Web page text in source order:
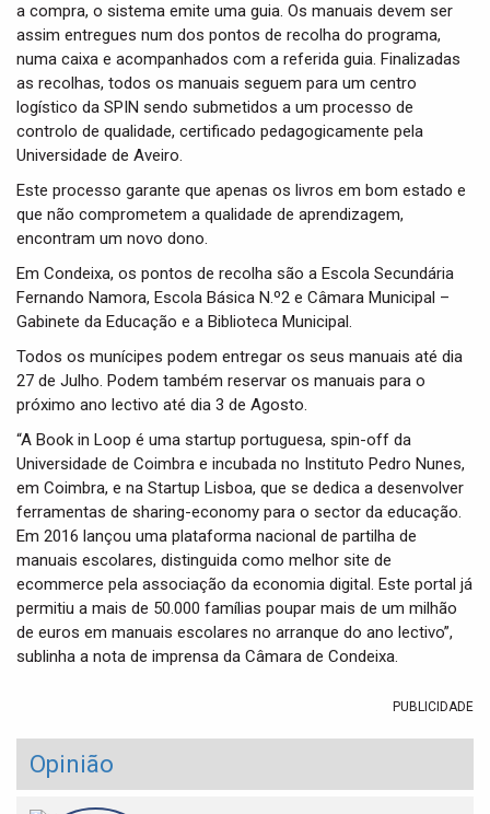
a compra, o sistema emite uma guia. Os manuais devem ser
assim entregues num dos pontos de recolha do programa,
numa caixa e acompanhados com a referida guia. Finalizadas
as recolhas, todos os manuais seguem para um centro
logístico da SPIN sendo submetidos a um processo de
controlo de qualidade, certificado pedagogicamente pela
Universidade de Aveiro.
Este processo garante que apenas os livros em bom estado e
que não comprometem a qualidade de aprendizagem,
encontram um novo dono.
Em Condeixa, os pontos de recolha são a Escola Secundária
Fernando Namora, Escola Básica N.º2 e Câmara Municipal –
Gabinete da Educação e a Biblioteca Municipal.
Todos os munícipes podem entregar os seus manuais até dia
27 de Julho. Podem também reservar os manuais para o
próximo ano lectivo até dia 3 de Agosto.
“A Book in Loop é uma startup portuguesa, spin-off da
Universidade de Coimbra e incubada no Instituto Pedro Nunes,
em Coimbra, e na Startup Lisboa, que se dedica a desenvolver
ferramentas de sharing-economy para o sector da educação.
Em 2016 lançou uma plataforma nacional de partilha de
manuais escolares, distinguida como melhor site de
ecommerce pela associação da economia digital. Este portal já
permitiu a mais de 50.000 famílias poupar mais de um milhão
de euros em manuais escolares no arranque do ano lectivo”,
sublinha a nota de imprensa da Câmara de Condeixa.
PUBLICIDADE
Opinião